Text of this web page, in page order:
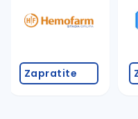
Zapratite